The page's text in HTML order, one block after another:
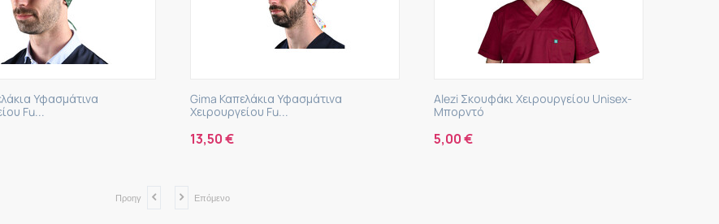
Gima Καπελάκια Υφασμάτινα
Alezi Σκουφάκι Χειρουργείου Unisex-
Alezi Σκουφάκι
Προηγ Επόμενο